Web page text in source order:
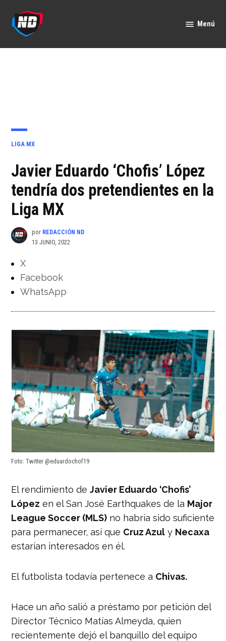
contenido
Menú
PUBLICADO
LIGA MX
Javier Eduardo ‘Chofis’ López
tendría dos pretendientes en la
Liga MX
por REDACCIÓN ND
13 JUNIO, 2022
X
Facebook
WhatsApp
Foto: Twitter @eduardochof19
El rendimiento deJavier Eduardo ‘Chofis’
López en el San José Earthquakes de la Major
League Soccer (MLS) no habría sido suficiente
para permanecer, así que Cruz Azul y Necaxa
estarían interesados en él.
El futbolista todavía pertenece a Chivas.
Hace un año salió a préstamo por petición del
Director Técnico Matías Almeyda, quien
recientemente dejó el banquillo del equipo